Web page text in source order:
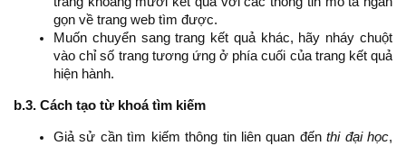
gọn về trang web tìm được.
Muốn chuyển sang trang kết quả khác, hãy nháy chuột
vào chỉ số trang tương ứng ở phía cuối của trang kết quả
hiện hành.
b.3. Cách tạo từ khoá tìm kiếm
Giả sử cần tìm kiếm thông tin liên quan đếnthi đại học,